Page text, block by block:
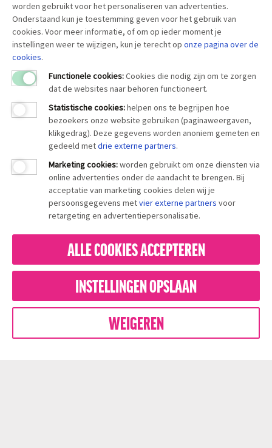
Met vriendelijke groet,
worden gebruikt voor het personaliseren van advertenties.
Onderstaand kun je toestemming geven voor het gebruik van
cookies. Voor meer informatie, of om op ieder moment je
instellingen weer te wijzigen, kun je terecht op onze pagina overde
cookies.
Functionele cookies:Cookies die nodig zijn om te zorgen
dat de websites naar behoren functioneert.
Statistische cookies:helpen ons te begrijpen hoe
bezoekers onze website gebruiken (paginaweergaven,
klikgedrag). Deze gegevens worden anoniem gemeten en
gedeeld metdrie externe partners.
Marketing cookies:worden gebruikt om onze diensten via
online advertenties onder de aandacht te brengen. Bij
acceptatie van marketing cookies delen wij je
persoonsgegevens metvier externe partners voor
retargeting en advertentiepersonalisatie.
ALLE COOKIES ACCEPTEREN
INSTELLINGEN OPSLAAN
WEIGEREN